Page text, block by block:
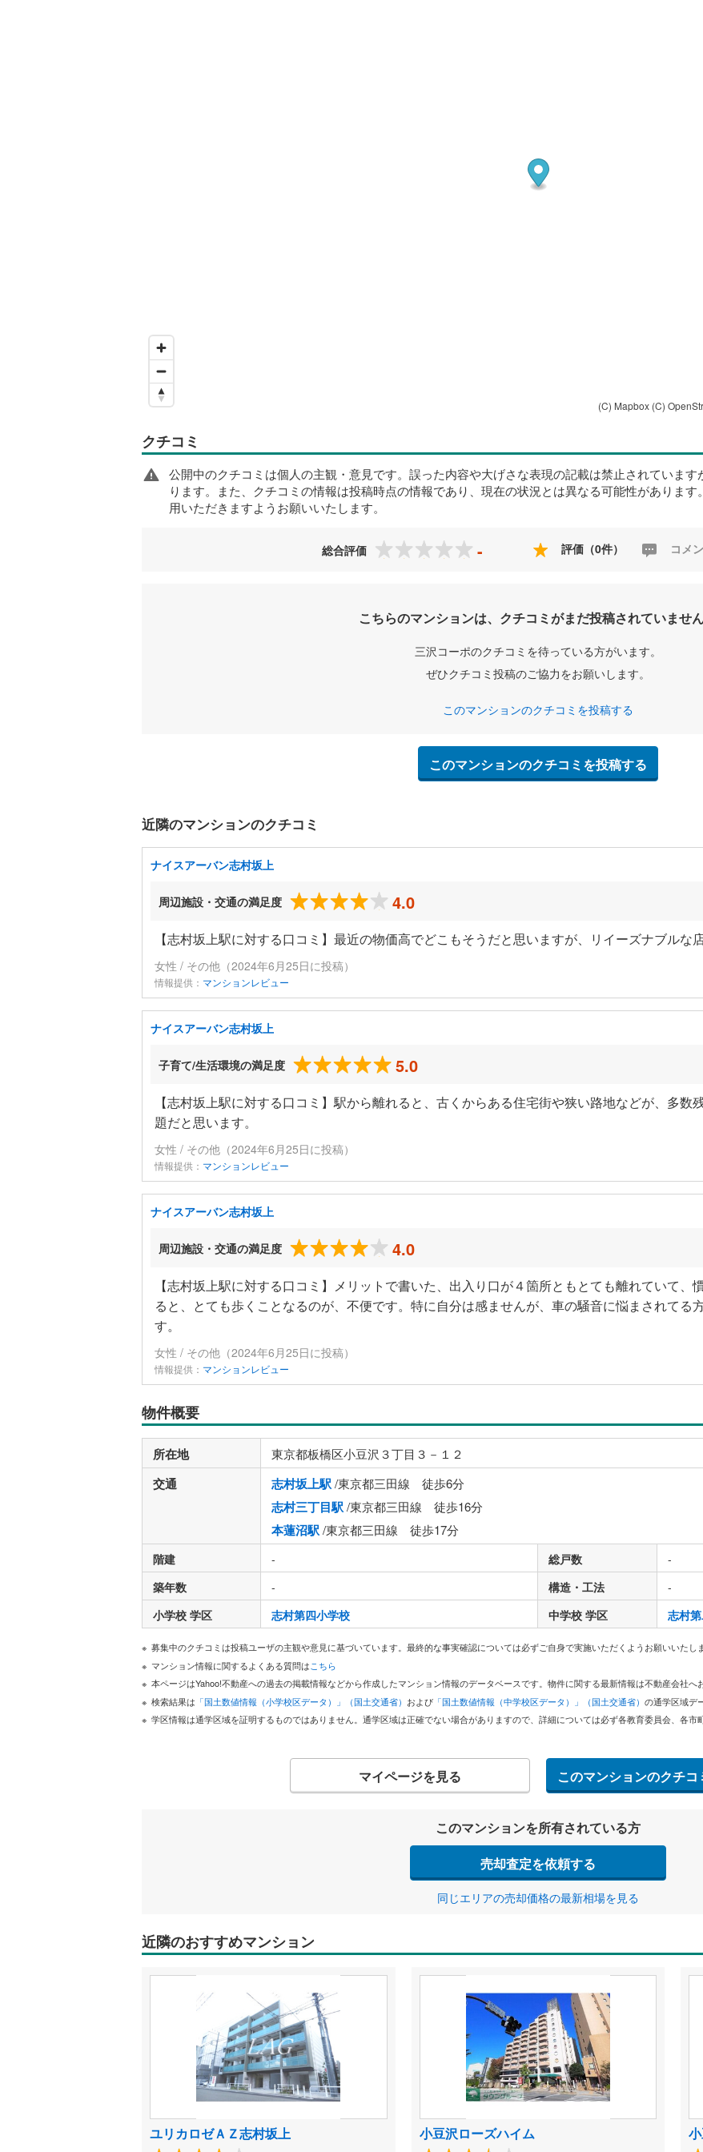
(C) Mapbox (C)
クチコミ
公開中のクチコミは個人の主観・意見です。誤った内容や大げさな表現の記載は禁止されていま
ります。また、クチコミの情報は投稿時点の情報であり、現在の状況とは異なる可能性がありま
用いただきますようお願いいたします。
総合評価 - 評価（0件） コメ
こちらのマンションは、クチコミがまだ投稿されていません
三沢コーポのクチコミを待っている方がいます。
ぜひクチコミ投稿のご協力をお願いします。
このマンションのクチコミを投稿する
このマンションのクチコミを投稿する
近隣のマンションのクチコミ
ナイスアーバン志村坂上
周辺施設・交通の満足度 4.0
【志村坂上駅に対する口コミ】最近の物価高でどこもそうだと思いますが、リイーズナブルな
女性 / その他（2024年6月25日に投稿）
情報提供： マンションレビュー
ナイスアーバン志村坂上
子育て/生活環境の満足度 5.0
【志村坂上駅に対する口コミ】駅から離れると、古くからある住宅街や狭い路地などが、多数
題だと思います。
女性 / その他（2024年6月25日に投稿）
情報提供： マンションレビュー
ナイスアーバン志村坂上
周辺施設・交通の満足度 4.0
【志村坂上駅に対する口コミ】メリットで書いた、出入り口が４箇所ともとても離れていて、
ると、とても歩くことなるのが、不便です。特に自分は感ませんが、車の騒音に悩まされてる
す。
女性 / その他（2024年6月25日に投稿）
情報提供： マンションレビュー
物件概要
所在地 東京都板橋区小豆沢３丁目３－１２
交通 志村坂上駅/東京都三田線 徒歩6分
志村三丁目駅/東京都三田線 徒歩16分
本蓮沼駅/東京都三田線 徒歩17分
階建 - 総戸数
-
築年数
- 構造・工法
-
小学校 学区
志村第四小学校 中学校 学区 志村
募集中のクチコミは投稿ユーザの主観や意見に基づいています。最終的な事実確認については必ずご自身で実施いただくようお願いいたしま
マンション情報に関するよくある質問はこちら
本ページはYahoo!不動産への過去の掲載情報などから作成したマンション情報のデータベースです。物件に関する最新情報は不動産会社へ
検索結果は 「国土数値情報（小学校区データ）」（国土交通省） および 「国土数値情報（中学校区データ）」（国土交通省） の通学区域デ
学区情報は通学区域を証明するものではありません。通学区域は正確でない場合がありますので、詳細については必ず各教育委員会、各市
マイページを見る このマンションのクチコ
このマンションを所有されている方
売却査定を依頼する
同じエリアの売却価格の最新相場を見る
近隣のおすすめマンション
ユリカロゼＡＺ志村坂上 小豆沢ローズハイム